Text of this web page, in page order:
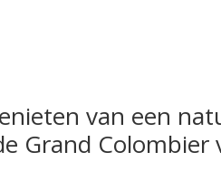
van een
Grand Colombier